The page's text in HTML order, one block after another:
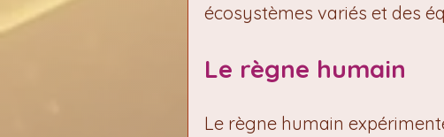
écosystèmes variés et des
Le règne humain
Le règne humain